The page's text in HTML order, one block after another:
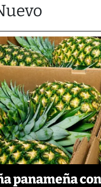
panameña